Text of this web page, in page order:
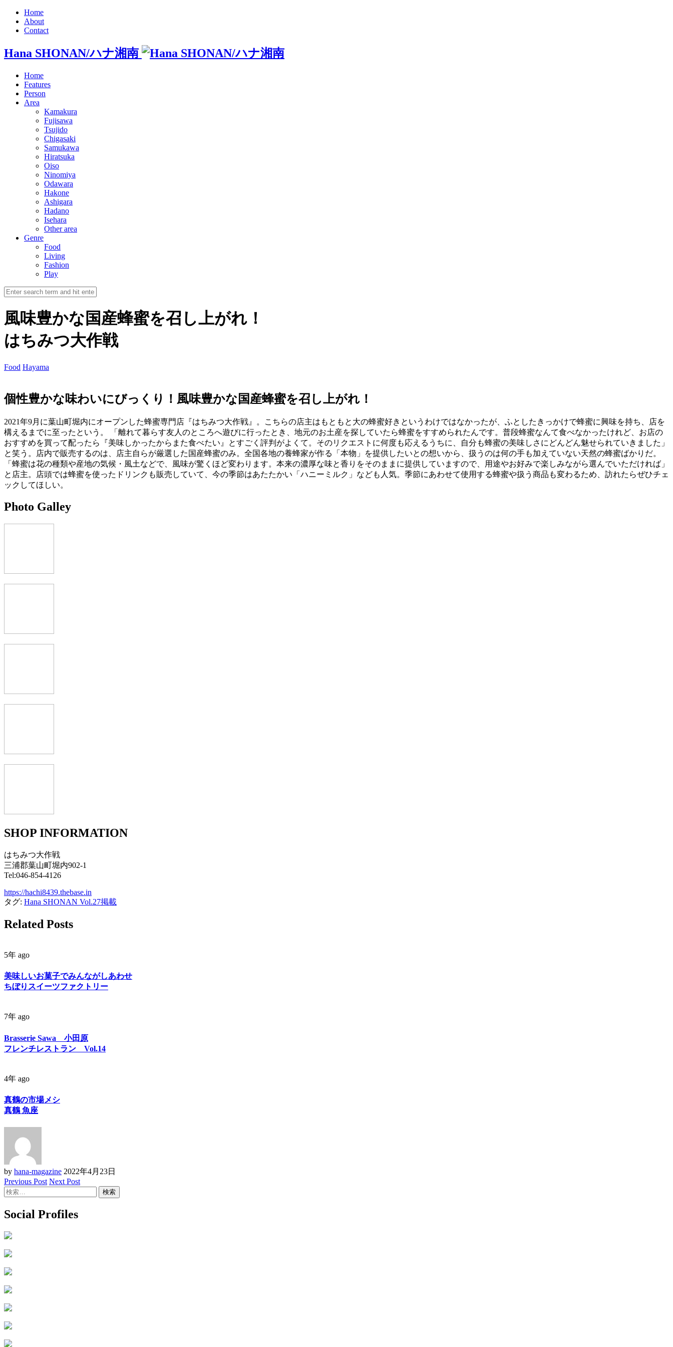
Home
About
Contact
Hana SHONAN/ハナ湘南
Home
Features
Person
Area
Kamakura
Fujisawa
Tsujido
Chigasaki
Samukawa
Hiratsuka
Oiso
Ninomiya
Odawara
Hakone
Ashigara
Hadano
Isehara
Other area
Genre
Food
Living
Fashion
Play
風味豊かな国産蜂蜜を召し上がれ！
はちみつ大作戦
Food Hayama
個性豊かな味わいにびっくり！風味豊かな国産蜂蜜を召し上がれ！
2021年9月に葉山町堀内にオープンした蜂蜜専門店『はちみつ大作戦』。こちらの店主はもともと大の蜂蜜好きというわけではなかったが、ふとしたきっかけで蜂蜜に興味を持ち、店を
構えるまでに至ったという。 「離れて暮らす友人のところへ遊びに行ったとき、地元のお土産を探していたら蜂蜜をすすめられたんです。普段蜂蜜なんて食べなかったけれど、お店の
おすすめを買って配ったら『美味しかったからまた食べたい』とすごく評判がよくて。そのリクエストに何度も応えるうちに、自分も蜂蜜の美味しさにどんどん魅せられていきました」
と笑う。店内で販売するのは、店主自らが厳選した国産蜂蜜のみ。全国各地の養蜂家が作る「本物」を提供したいとの想いから、扱うのは何の手も加えていない天然の蜂蜜ばかりだ。
「蜂蜜は花の種類や産地の気候・風土などで、風味が驚くほど変わります。本来の濃厚な味と香りをそのままに提供していますので、用途やお好みで楽しみながら選んでいただければ」
と店主。店頭では蜂蜜を使ったドリンクも販売していて、今の季節はあたたかい「ハニーミルク」なども人気。季節にあわせて使用する蜂蜜や扱う商品も変わるため、訪れたらぜひチェ
ックしてほしい。
Photo Galley
SHOP INFORMATION
はちみつ大作戦
三浦郡葉山町堀内902-1
Tel:046-854-4126
https://hachi8439.thebase.in
タグ: Hana SHONAN Vol.27掲載
Related Posts
5年 ago
美味しいお菓子でみんながしあわせ
ちぼりスイーツファクトリー
7年 ago
Brasserie Sawa 小田原
フレンチレストラン Vol.14
4年 ago
真鶴の市場メシ
真鶴 魚座
by hana-magazine 2022年4月23日
Previous Post Next Post
検
Social Profiles